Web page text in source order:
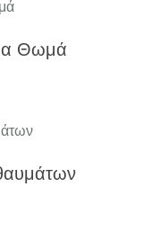
Θωμά